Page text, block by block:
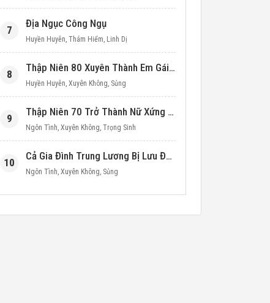
7
Địa Ngục Công Ngụ
Huyền Huyễn, Thám Hiểm, Linh Dị
8
Thập Niên 80 Xuyên Thành Em Gái Học Bá
Huyền Huyễn, Xuyên Không, Sủng
9
Thập Niên 70 Trở Thành Nữ Xứng Nuôi Con Làm Giàu
Ngôn Tình, Xuyên Không, Trọng Sinh
10
Cả Gia Đình Trung Lương Bị Lưu Đày, Ta Mang Không Gian Cứu Cả Nhà
Ngôn Tình, Xuyên Không, Sủng